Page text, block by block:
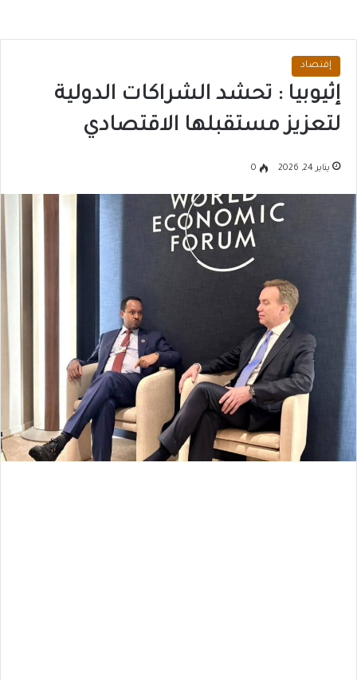
إقتصاد
إثيوبيا : تحشد الشراكات الدولية
لتعزيز مستقبلها الاقتصادي
يناير 24, 2026 0